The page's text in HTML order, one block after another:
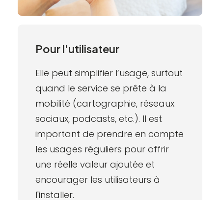
Pour l'utilisateur
Elle peut simplifier l’usage, surtout
quand le service se prête à la
mobilité (cartographie, réseaux
sociaux, podcasts, etc.). Il est
important de prendre en compte
les usages réguliers pour offrir
une réelle valeur ajoutée et
encourager les utilisateurs à
l'installer.